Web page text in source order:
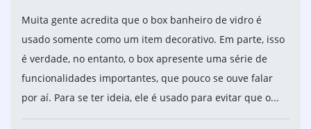
Muita gente acredita que o box banheiro de vidro é
usado somente como um item decorativo. Em parte, isso
é verdade, no entanto, o box apresente uma série de
funcionalidades importantes, que pouco se ouve falar
por aí. Para se ter ideia, ele é usado para evitar que o...